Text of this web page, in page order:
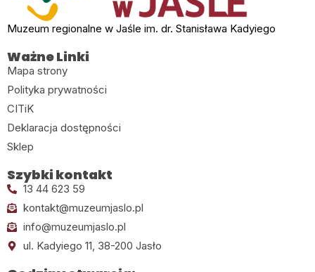
Muzeum regionalne w Jaśle im. dr. Stanisława Kadyiego
Ważne Linki
Mapa strony
Polityka prywatności
CITiK
Deklaracja dostępności
Sklep
Szybki kontakt
13 44 623 59
kontakt@muzeumjaslo.pl
info@muzeumjaslo.pl
ul. Kadyiego 11, 38-200 Jasło